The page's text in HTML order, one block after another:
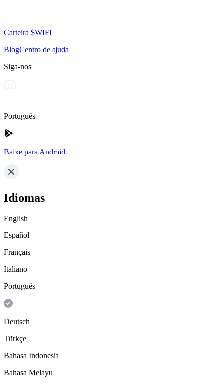
Carteira $WIFI
BlogCentro de ajuda
Siga-nos
Português
Baixe para Android
Idiomas
English
Español
Français
Italiano
Português
Deutsch
Türkçe
Bahasa Indonesia
Bahasa Melayu